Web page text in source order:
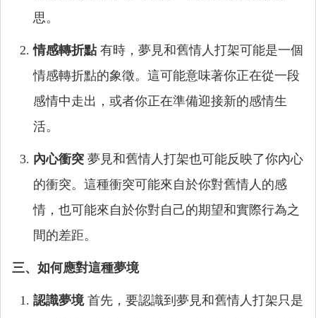
思。
情感轉折點有時，夢見和舊情人打架可能是一個
情感轉折點的象徵。這可能意味著你正在從一段
感情中走出，或者你正在準備迎接新的感情生
活。
內心衝突 夢見和舊情人打架也可能反映了你內心
的衝突。這種衝突可能來自於你對舊情人的感
情，也可能來自於你對自己的期望和實際行為之
間的差距。
三、如何應對這種夢境
認識夢境首先，要認識到夢見和舊情人打架只是